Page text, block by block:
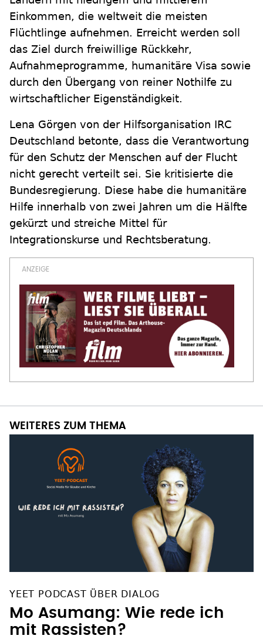
Einkommen, die weltweit die meisten
Flüchtlinge aufnehmen. Erreicht werden soll
das Ziel durch freiwillige Rückkehr,
Aufnahmeprogramme, humanitäre Visa sowie
durch den Übergang von reiner Nothilfe zu
wirtschaftlicher Eigenständigkeit.
Lena Görgen von der Hilfsorganisation IRC
Deutschland betonte, dass die Verantwortung
für den Schutz der Menschen auf der Flucht
nicht gerecht verteilt sei. Sie kritisierte die
Bundesregierung. Diese habe die humanitäre
Hilfe innerhalb von zwei Jahren um die Hälfte
gekürzt und streiche Mittel für
Integrationskurse und Rechtsberatung.
WEITERES ZUM THEMA
YEET PODCAST ÜBER DIALOG
Mo Asumang: Wie rede ich
mit Rassisten?